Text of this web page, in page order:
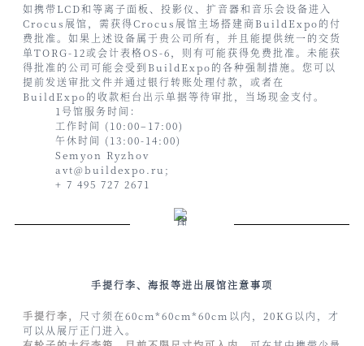
如携带LCD和等离子面板、投影仪、扩音器和音乐会设备进入
Crocus展馆，需获得Crocus展馆主场搭建商BuildExpo的付
费批准。如果上述设备属于贵公司所有，并且能提供统一的交货
单TORG-12或会计表格OS-6，则有可能获得免费批准。未能获
得批准的公司可能会受到BuildExpo的各种强制措施。您可以
提前发送审批文件并通过银行转账处理付款，或者在
BuildExpo的收款柜台出示单据等待审批，当场现金支付。
1号馆服务时间：
工作时间 (10:00–17:00)
午休时间 (13:00-14:00)
Semyon Ryzhov
avt@buildexpo.ru;
+ 7 495 727 2671
手提行李、海报等进出展馆注意事项
手提行李， 尺寸须在60cm*60cm*60cm以内，20KG以内，才
可以从展厅正门进入。